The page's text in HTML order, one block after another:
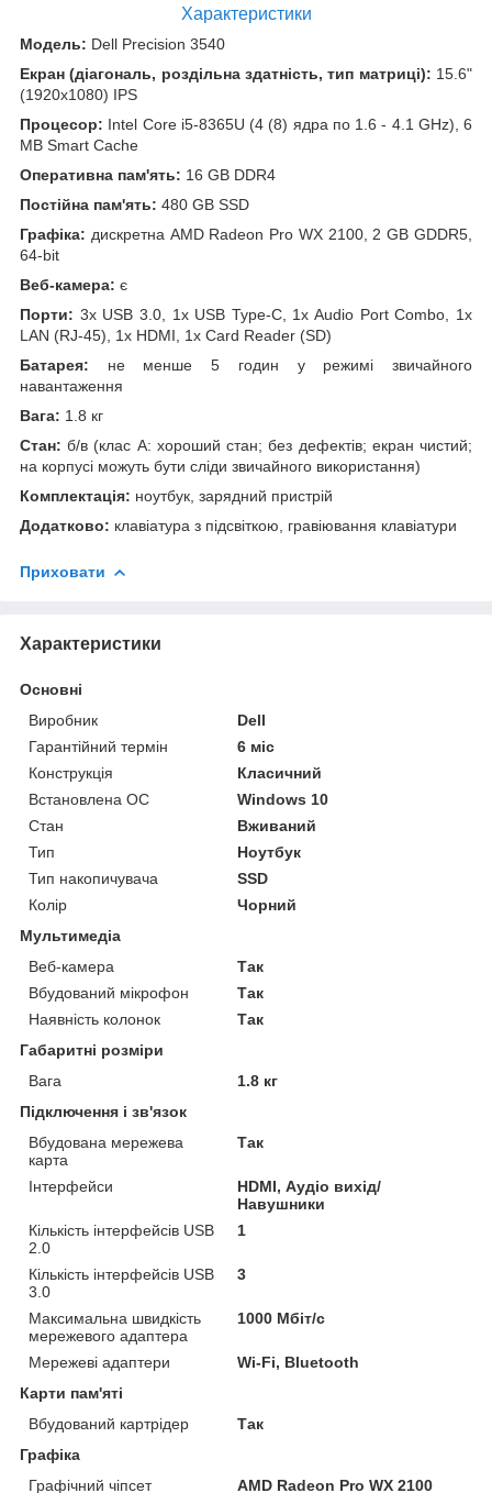
Характеристики
Модель: Dell Precision 3540
Екран (діагональ, роздільна здатність, тип матриці): 15.6"
(1920x1080) IPS
Процесор: Intel Core i5-8365U (4 (8) ядра по 1.6 - 4.1 GHz), 6
MB Smart Cache
Оперативна пам'ять: 16 GB DDR4
Постійна пам'ять: 480 GB SSD
Графіка: дискретна AMD Radeon Pro WX 2100, 2 GB GDDR5,
64-bit
Веб-камера: є
Порти: 3x USB 3.0, 1x USB Type-C, 1x Audio Port Combo, 1x
LAN (RJ-45), 1x HDMI, 1x Card Reader (SD)
Батарея: не менше 5 годин у режимі звичайного
навантаження
Вага: 1.8 кг
Стан:б/в (клас А: хороший стан; без дефектів; екран чистий;
на корпусі можуть бути сліди звичайного використання)
Комплектація: ноутбук, зарядний пристрій
Додатково: клавіатура з підсвіткою, гравіювання клавіатури
Приховати
Характеристики
Основні
Виробник
Dell
Гарантійний термін
6 міс
Конструкція
Класичний
Встановлена ОС
Windows 10
Стан
Вживаний
Тип
Ноутбук
Тип накопичувача
SSD
Колір
Чорний
Мультимедіа
Веб-камера
Так
Вбудований мікрофон
Так
Наявність колонок
Так
Габаритні розміри
Вага
1.8 кг
Підключення і зв'язок
Вбудована мережева
карта
Так
Інтерфейси
HDMI, Аудіо вихід/
Навушники
Кількість інтерфейсів USB
2.0
1
Кількість інтерфейсів USB
3.0
3
Максимальна швидкість
мережевого адаптера
1000 Мбіт/с
Мережеві адаптери
Wi-Fi, Bluetooth
Карти пам'яті
Вбудований картрідер
Так
Графіка
Графічний чіпсет
AMD Radeon Pro WX 2100